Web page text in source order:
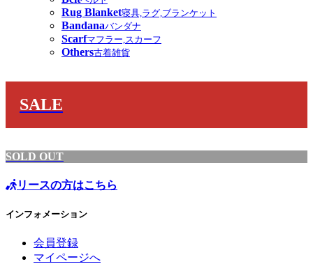
Rug Blanket寝具,ラグ,ブランケット
Bandanaバンダナ
Scarfマフラー,スカーフ
Others古着雑貨
SALE
SOLD OUT
リースの方はこちら
インフォメーション
会員登録
マイページへ